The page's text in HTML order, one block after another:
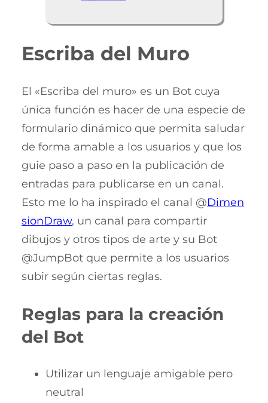
Escriba del Muro
El «Escriba del muro» es un Bot cuya
única función es hacer de una especie de
formulario dinámico que permita saludar
de forma amable a los usuarios y que los
guie paso a paso en la publicación de
entradas para publicarse en un canal.
Esto me lo ha inspirado el canal @Dimen
sionDraw, un canal para compartir
dibujos y otros tipos de arte y su Bot
@JumpBot que permite a los usuarios
subir según ciertas reglas.
Reglas para la creación
del Bot
Utilizar un lenguaje amigable pero
neutral